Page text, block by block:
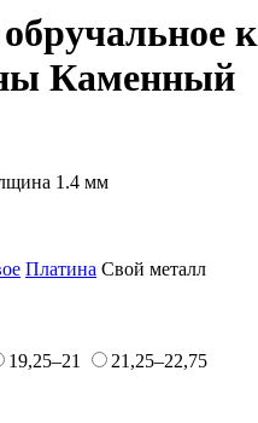
Каменный
1.4 мм
Платина Свой металл
19,25–21
21,25–22,75